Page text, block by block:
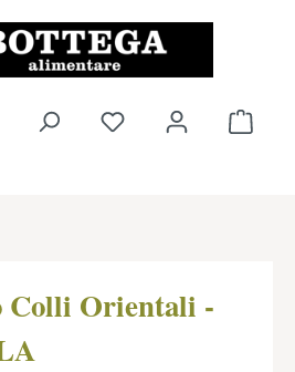
Du hast 0 Produkte
Colli Orientali -